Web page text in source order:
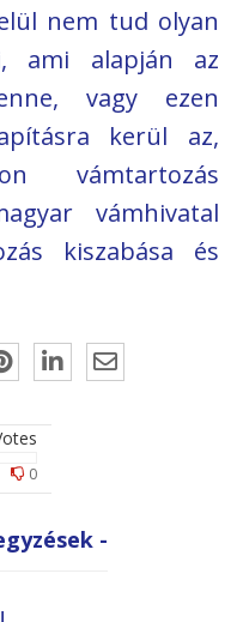
nem tud olyan
ami alapján az
vagy ezen
kerül az,
vámtartozás
vámhivatal
kiszabása és
0
-